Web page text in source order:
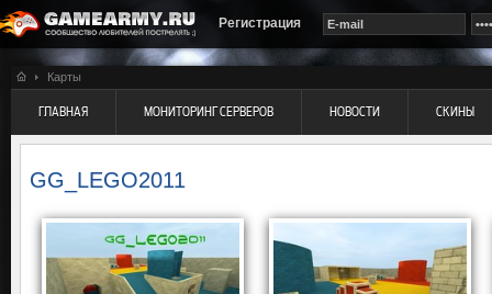
Регистрация
Карты
ГЛАВНАЯ МОНИТОРИНГ СЕРВЕРОВ НОВОСТИ СКИНЫ
GG_LEGO2011